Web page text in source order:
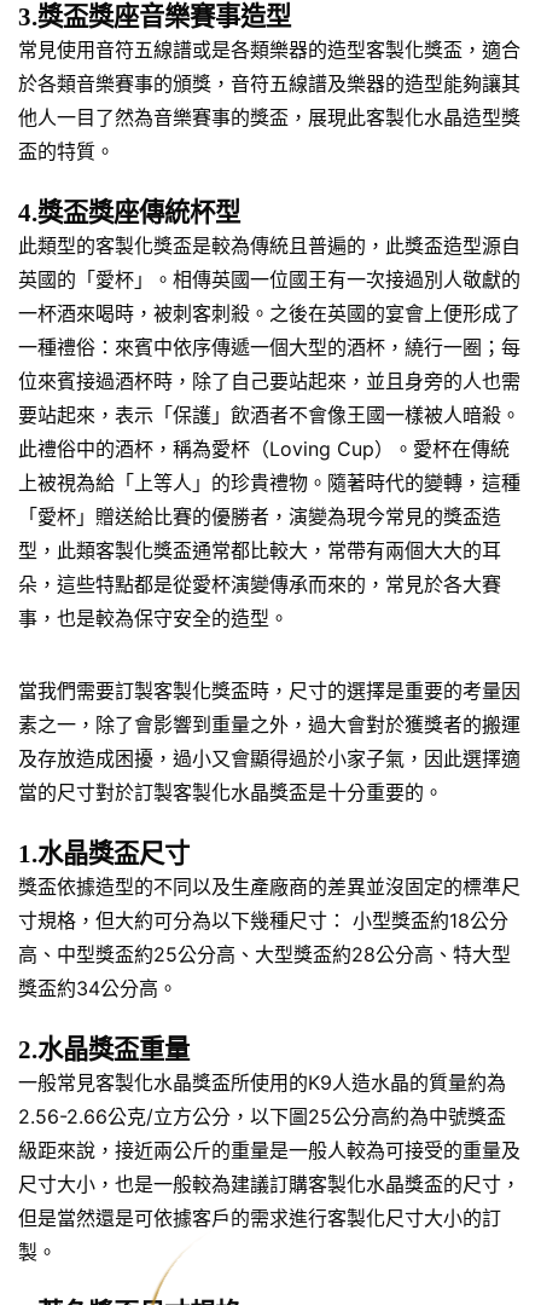
3.獎盃獎座音樂賽事造型
常見使用音符五線譜或是各類樂器的造型客製化獎盃，適合
於各類音樂賽事的頒獎，音符五線譜及樂器的造型能夠讓其
他人一目了然為音樂賽事的獎盃，展現此客製化水晶造型獎
盃的特質。
4.獎盃獎座傳統杯型
此類型的客製化獎盃是較為傳統且普遍的，此獎盃造型源自
英國的「愛杯」。相傳英國一位國王有一次接過別人敬獻的
一杯酒來喝時，被刺客刺殺。之後在英國的宴會上便形成了
一種禮俗：來賓中依序傳遞一個大型的酒杯，繞行一圈；每
位來賓接過酒杯時，除了自己要站起來，並且身旁的人也需
要站起來，表示「保護」飲酒者不會像王國一樣被人暗殺。
此禮俗中的酒杯，稱為愛杯（Loving Cup）。愛杯在傳統
上被視為給「上等人」的珍貴禮物。隨著時代的變轉，這種
「愛杯」贈送給比賽的優勝者，演變為現今常見的獎盃造
型，此類客製化獎盃通常都比較大，常帶有兩個大大的耳
朵，這些特點都是從愛杯演變傳承而來的，常見於各大賽
事，也是較為保守安全的造型。
當我們需要訂製客製化獎盃時，尺寸的選擇是重要的考量因
素之一，除了會影響到重量之外，過大會對於獲獎者的搬運
及存放造成困擾，過小又會顯得過於小家子氣，因此選擇適
當的尺寸對於訂製客製化水晶獎盃是十分重要的。
1.水晶獎盃尺寸
獎盃依據造型的不同以及生產廠商的差異並沒固定的標準尺
寸規格，但大約可分為以下幾種尺寸： 小型獎盃約18公分
高、中型獎盃約25公分高、大型獎盃約28公分高、特大型
獎盃約34公分高。
2.水晶獎盃重量
一般常見客製化水晶獎盃所使用的K9人造水晶的質量約為
2.56-2.66公克/立方公分，以下圖25公分高約為中號獎盃
級距來說，接近兩公斤的重量是一般人較為可接受的重量及
尺寸大小，也是一般較為建議訂購客製化水晶獎盃的尺寸，
但是當然還是可依據客戶的需求進行客製化尺寸大小的訂
製。